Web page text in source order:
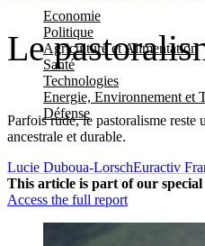
Economie
Politique
Agriculture et Alimentation
Santé
Technologies
Energie, Environnement et
Défense
Le
Parfois rude, le pastoralisme reste
ancestrale et durable.
Lucie Duboua-LorschEuractiv
This article is part of our
Access the full report